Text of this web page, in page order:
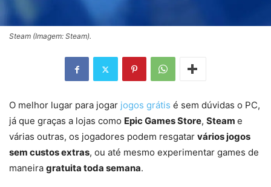
Steam (Imagem: Steam).
O melhor lugar para jogar jogos grátis é sem dúvidas o PC,
já que graças a lojas como Epic Games Store, Steam e
várias outras, os jogadores podem resgatar vários jogos
sem custos extras, ou até mesmo experimentar games de
maneira gratuita toda semana.